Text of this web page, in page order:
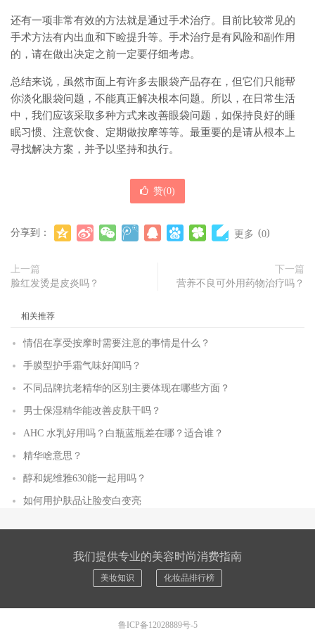
还有一项非常有效的方法就是通过手术治疗。目前比较常见的
手术方法有内出血和下睑提升等。手术治疗是有风险和副作用
的，请在做出决定之前一定要仔细考虑。
总结来说，虽然市面上有许多去眼袋产品存在，但它们只能帮
你淡化眼袋问题，不能真正解决根本问题。所以，在日常生活
中，我们应该采取多种方式来改善眼袋问题，如保持良好的睡
眠习惯、注意饮食、定期做按摩等等。最重要的是请从根本上
寻找解决方案，并予以坚持和执行。
赞(0)
分享到： 更多 (0)
上一篇
脸红发烫是皮炎吗？
下一篇
营养不良可外用药物治疗吗？
相关推荐
情侣在享受按摩时需要注意的事情是什么？
手膜型护手霜气味好闻吗？
不同品牌抗老精华的区别主要体现在哪些方面？
男士保湿精华能改善皮肤干吗？
AHC 水乳好用吗？白瓶蓝瓶差在哪？适合谁？
精华啥意思？
醇和妮维雅630能一起用吗？
如何用护肤品让脸变白变亮
我们提供专业的美容时尚消费指南
美妆知识 化妆品排行榜
鲁ICP备12028889号-5